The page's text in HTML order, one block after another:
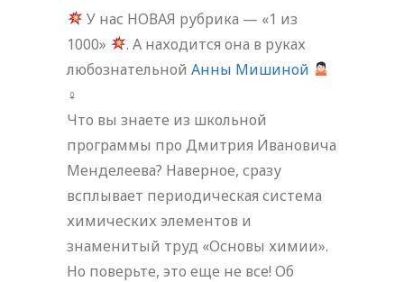
У нас НОВАЯ рубрика — «1 из
1000»
. А находится она в руках
любознательной Анны Мишиной
‍♀
Что вы знаете из школьной
программы про Дмитрия Ивановича
Менделеева? Наверное, сразу
всплывает периодическая система
химических элементов и
знаменитый труд «Основы химии».
Но поверьте, это еще не все! Об